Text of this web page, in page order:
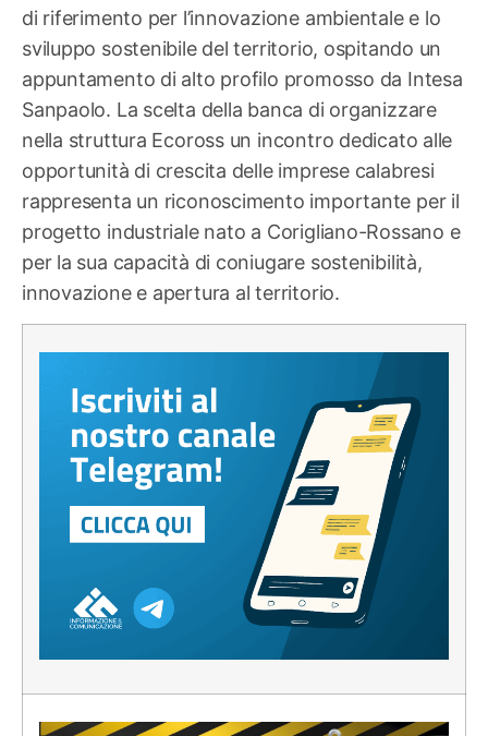
di riferimento per l’innovazione ambientale e lo
sviluppo sostenibile del territorio, ospitando un
appuntamento di alto profilo promosso da Intesa
Sanpaolo. La scelta della banca di organizzare
nella struttura Ecoross un incontro dedicato alle
opportunità di crescita delle imprese calabresi
rappresenta un riconoscimento importante per il
progetto industriale nato a Corigliano-Rossano e
per la sua capacità di coniugare sostenibilità,
innovazione e apertura al territorio.